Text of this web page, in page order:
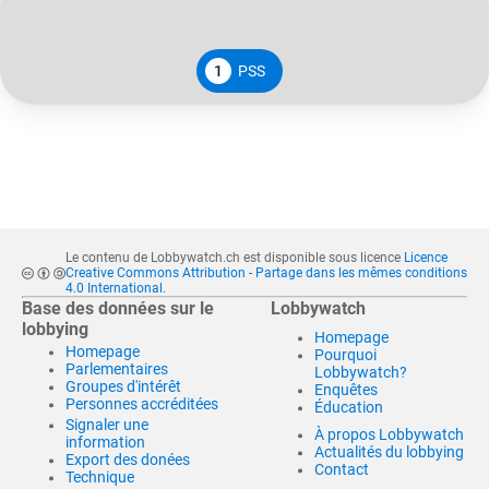
1 PSS
Le contenu de Lobbywatch.ch est disponible sous licence Licence
Creative Commons Attribution - Partage dans les mêmes conditions
4.0 International .
Base des données sur le
lobbying
Homepage
Parlementaires
Groupes d'intérêt
Personnes accréditées
Signaler une
information
Export des donées
Technique
Lobbywatch
Homepage
Pourquoi
Lobbywatch?
Enquêtes
Éducation
À propos Lobbywatch
Actualités du lobbying
Contact